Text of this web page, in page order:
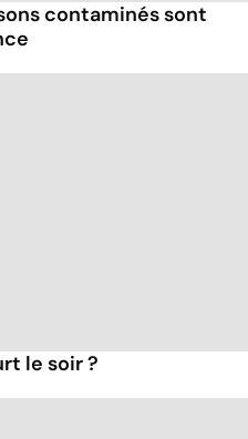
contaminés sont
le soir ?